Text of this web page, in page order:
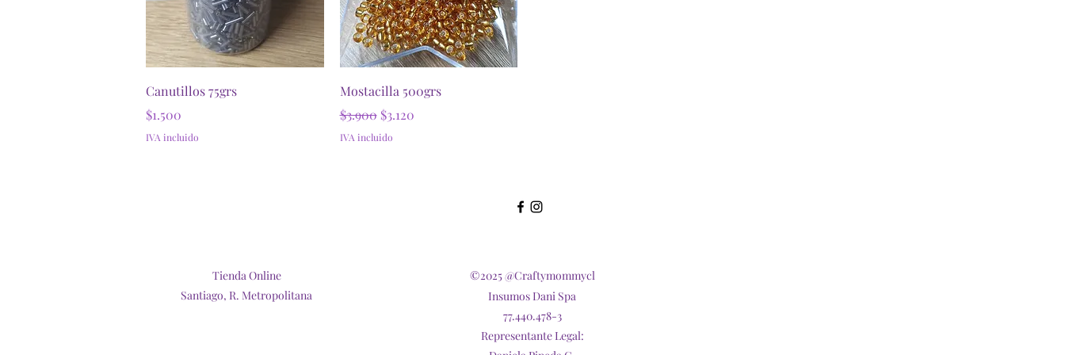
Vista rápida
Canutillos 75grs
Precio
$1.500
IVA incluido
Vista rápida
Mostacilla 500grs
Precio
$3.900 Precio de oferta
$3.120
IVA incluido
Tienda Online
Santiago, R. Metropolitana
©2025 @Craftymommycl
Insumos Dani Spa
77.440.478-3
Representante Legal: